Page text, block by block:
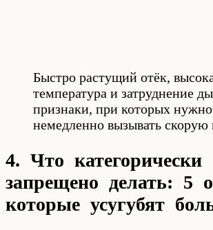
Быстро растущий отёк,
температура и затруднение
признаки, при которых нужно
немедленно вызывать
4. Что категорически
запрещено делать: 5
которые усугубят